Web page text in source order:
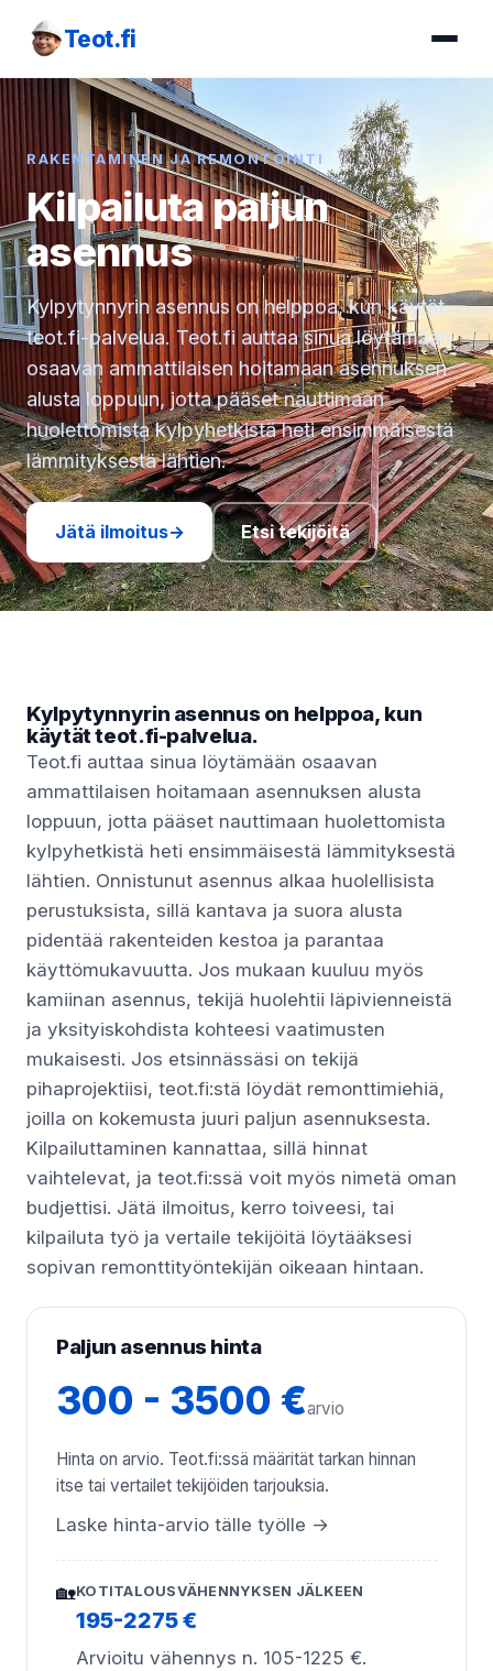
Teot.fi
RAKENTAMINEN JA REMONTOINTI
Kilpailuta paljun
asennus
Kylpytynnyrin asennus on helppoa, kun käytät
teot.fi-palvelua. Teot.fi auttaa sinua löytämään
osaavan ammattilaisen hoitamaan asennuksen
alusta loppuun, jotta pääset nauttimaan
huolettomista kylpyhetkistä heti ensimmäisestä
lämmityksestä lähtien.
Jätä ilmoitus→ Etsi tekijöitä
Kylpytynnyrin asennus on helppoa, kun
käytät teot.fi-palvelua.
Teot.fi auttaa sinua löytämään osaavan
ammattilaisen hoitamaan asennuksen alusta
loppuun, jotta pääset nauttimaan huolettomista
kylpyhetkistä heti ensimmäisestä lämmityksestä
lähtien. Onnistunut asennus alkaa huolellisista
perustuksista, sillä kantava ja suora alusta
pidentää rakenteiden kestoa ja parantaa
käyttömukavuutta. Jos mukaan kuuluu myös
kamiinan asennus, tekijä huolehtii läpivienneistä
ja yksityiskohdista kohteesi vaatimusten
mukaisesti. Jos etsinnässäsi on tekijä
pihaprojektiisi, teot.fi:stä löydät remonttimiehiä,
joilla on kokemusta juuri paljun asennuksesta.
Kilpailuttaminen kannattaa, sillä hinnat
vaihtelevat, ja teot.fi:ssä voit myös nimetä oman
budjettisi. Jätä ilmoitus, kerro toiveesi, tai
kilpailuta työ ja vertaile tekijöitä löytääksesi
sopivan remonttityöntekijän oikeaan hintaan.
Paljun asennus hinta
300 - 3500 €arvio
Hinta on arvio. Teot.fi:ssä määrität tarkan hinnan
itse tai vertailet tekijöiden tarjouksia.
Laske hinta-arvio tälle työlle →
🏡KOTITALOUSVÄHENNYKSEN JÄLKEEN
195-2275 €
Arvioitu vähennys n. 105-1225 €.